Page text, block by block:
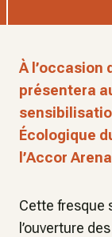
À l’occasion
présentera
Écologique
l’Accor
Cette fresque
l’ouverture